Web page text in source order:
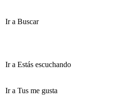
Ir a Buscar
Ir a Estás escuchando
Ir a Tus me gusta